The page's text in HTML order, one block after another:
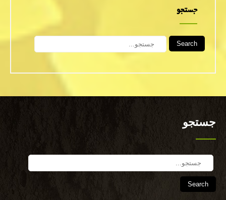
جستجو
Search
جستجو
Search